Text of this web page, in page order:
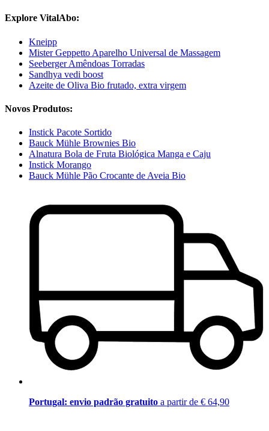
Explore VitalAbo:
Kneipp
Mister Geppetto Aparelho Universal de Massagem
Seeberger Amêndoas Torradas
Sandhya vedi boost
Azeite de Oliva Bio frutado, extra virgem
Novos Produtos:
Instick Pacote Sortido
Bauck Mühle Brownies Bio
Alnatura Bola de Fruta Biológica Manga e Caju
Instick Morango
Bauck Mühle Pão Crocante de Aveia Bio
Portugal: envio padrão gratuito a partir de € 64,90